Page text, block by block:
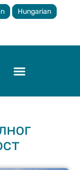
Hungarian